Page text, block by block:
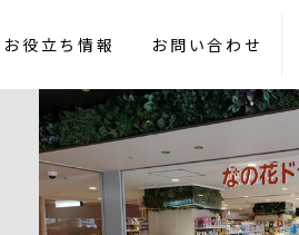
役立ち情報 お問い合わせ